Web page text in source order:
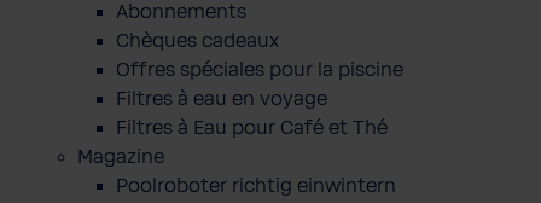
Abonnements
Chèques cadeaux
Offres spéciales pour la piscine
Filtres à eau en voyage
Filtres à Eau pour Café et Thé
Magazine
Poolroboter richtig einwintern